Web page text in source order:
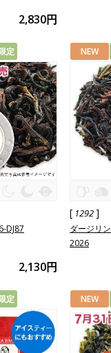
2,830円
定
DJ87
2,130円
NEW
[ 1292]
ダージリ
2026
定 NEW